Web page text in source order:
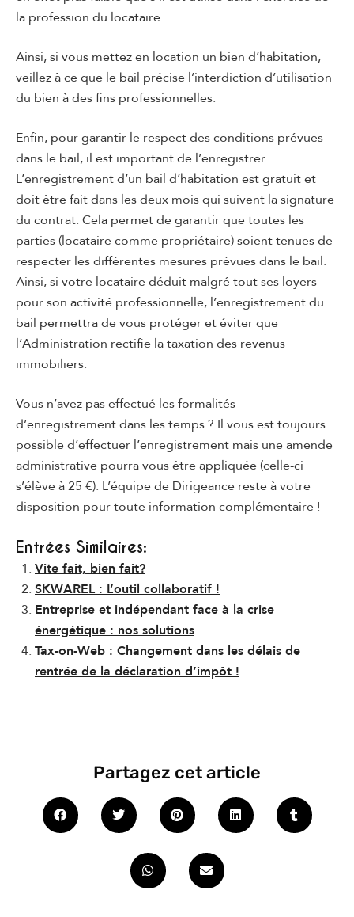
la profession du locataire.
Ainsi, si vous mettez en location un bien d’habitation,
veillez à ce que le bail précise l’interdiction d’utilisation
du bien à des fins professionnelles.
Enfin, pour garantir le respect des conditions prévues
dans le bail, il est important de l’enregistrer.
L’enregistrement d’un bail d’habitation est gratuit et
doit être fait dans les deux mois qui suivent la signature
du contrat. Cela permet de garantir que toutes les
parties (locataire comme propriétaire) soient tenues de
respecter les différentes mesures prévues dans le bail.
Ainsi, si votre locataire déduit malgré tout ses loyers
pour son activité professionnelle, l’enregistrement du
bail permettra de vous protéger et éviter que
l’Administration rectifie la taxation des revenus
immobiliers.
Vous n’avez pas effectué les formalités
d’enregistrement dans les temps ? Il vous est toujours
possible d’effectuer l’enregistrement mais une amende
administrative pourra vous être appliquée (celle-ci
s’élève à 25 €). L’équipe de Dirigeance reste à votre
disposition pour toute information complémentaire !
Entrées Similaires:
Vite fait, bien fait?
SKWAREL : L’outil collaboratif !
Entreprise et indépendant face à la crise
énergétique : nos solutions
Tax-on-Web : Changement dans les délais de
rentrée de la déclaration d’impôt !
Partagez cet article